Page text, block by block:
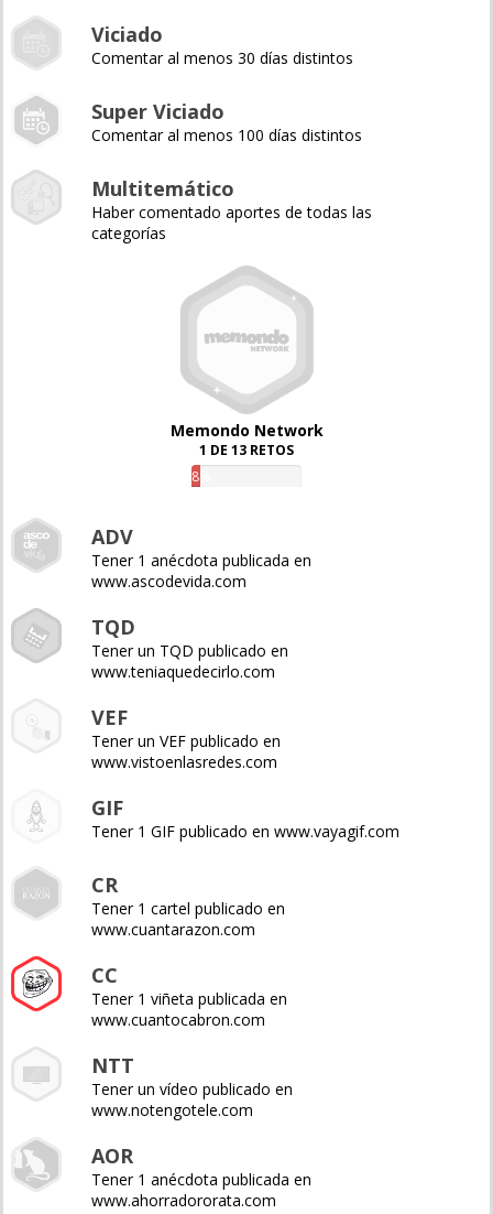
Viciado
Comentar al menos 30 días distintos
Super Viciado
Comentar al menos 100 días distintos
Multitemático
Haber comentado aportes de todas las
categorías
Memondo Network
1 DE 13 RETOS
8%
ADV
Tener 1 anécdota publicada en
www.ascodevida.com
TQD
Tener un TQD publicado en
www.teniaquedecirlo.com
VEF
Tener un VEF publicado en
www.vistoenlasredes.com
GIF
Tener 1 GIF publicado en www.vayagif.com
CR
Tener 1 cartel publicado en
www.cuantarazon.com
CC
Tener 1 viñeta publicada en
www.cuantocabron.com
NTT
Tener un vídeo publicado en
www.notengotele.com
AOR
Tener 1 anécdota publicada en
www.ahorradororata.com